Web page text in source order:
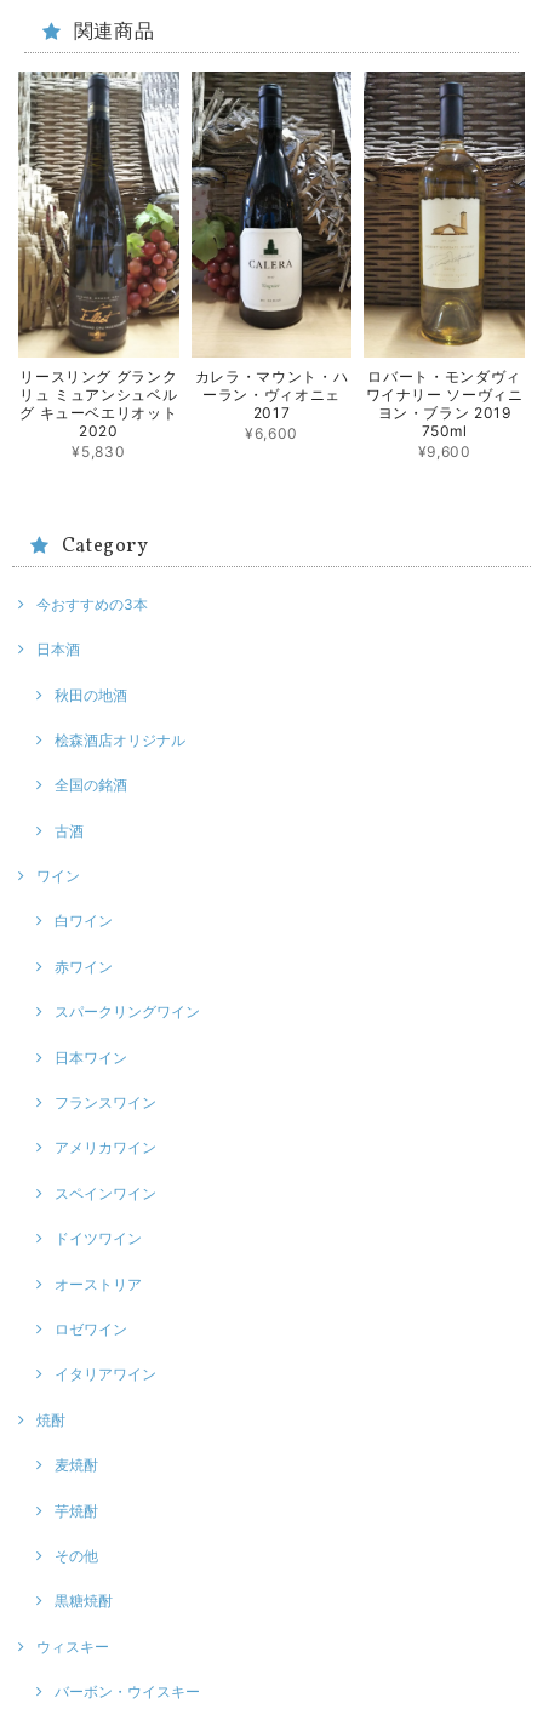
関連商品
リースリング グランク
リュ ミュアンシュベル
グ キューベエリオット
2020
¥5,830
カレラ・マウント・ハ
ーラン・ヴィオニェ
2017
¥6,600
ロバート・モンダヴィ
ワイナリー ソーヴィニ
ヨン・ブラン 2019
750ml
¥9,600
Category
今おすすめの3本
日本酒
秋田の地酒
桧森酒店オリジナル
全国の銘酒
古酒
ワイン
白ワイン
赤ワイン
スパークリングワイン
日本ワイン
フランスワイン
アメリカワイン
スペインワイン
ドイツワイン
オーストリア
ロゼワイン
イタリアワイン
焼酎
麦焼酎
芋焼酎
その他
黒糖焼酎
ウィスキー
バーボン・ウイスキー